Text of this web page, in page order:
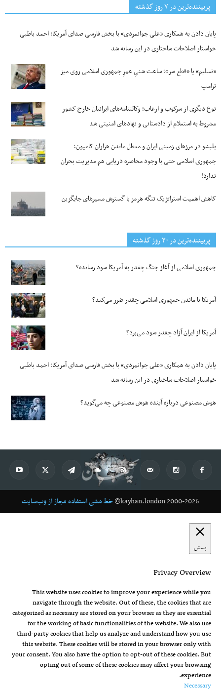
پربیننده‌ترین‌ در ۷ روز گذشته
پایان دادن به همکاری «علی جوانمردی» با بخش فارسی صدای آمریکا؛ احمد باطبی
خواستار اصلاحات ساختاری در این رسانه شد
«تسلیم» یا «قطع سر»؛ ساعت شنیِ عمرِ جمهوری اسلامی روی میز
ترامپ
نوع دیگری از سرکوب و ارعاب؛ وکالتنامه‌های ایرانیان خارج کشور
مشروط به استعلام از دادستانی و نهادهای امنیتی شد
بلبشو در مرزهای زمینی ایران و معطل ماندن هزاران کامیون؛
جمهوری اسلامی حتی با وجود محاصره دریایی هم مدیریت بحران
ندارد!
کاهش اهمیت استراتژیک تنگه‌ هرمز با گسترش مسیرهای جایگزین
پربیننده‌ترین‌ در ۳۰ روز گذشته
جمهوری اسلامی از آغاز جنگ چقدر به آمریکا سود رسانده؟
آمریکا با ماندن جمهوری اسلامی چقدر ضرر می‌کند؟
آمریکا از ایران آزاد چقدر سود می‌برد؟
پایان دادن به همکاری «علی جوانمردی» با بخش فارسی صدای آمریکا؛ احمد باطبی
خواستار اصلاحات ساختاری در این رسانه شد
هوش مصنوعی درباره آینده هوش مصنوعی چه می‌گوید؟
kayhan.london 2000-2026© خط مشی استفاده مجاز از وب‌سایت
بستن
Privacy Overview
This website uses cookies to improve your experience while you
navigate through the website. Out of these, the cookies that are
categorized as necessary are stored on your browser as they are essential
for the working of basic functionalities of the website. We also use
third-party cookies that help us analyze and understand how you use
this website. These cookies will be stored in your browser only with
your consent. You also have the option to opt-out of these cookies. But
opting out of some of these cookies may affect your browsing
experience.
Necessary